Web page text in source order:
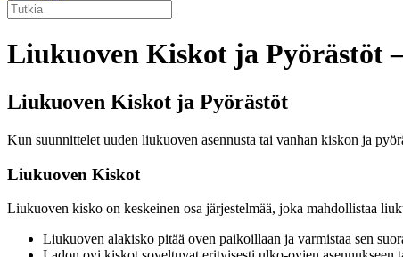
Liukuoven Kiskot ja Pyörästöt
Liukuoven Kiskot ja Pyörästöt
Kun suunnittelet uuden liukuoven asennusta tai vanhan kiskon ja
Liukuoven Kiskot
Liukuoven kisko on keskeinen osa järjestelmää, joka mahdollistaa
Liukuoven alakisko pitää oven paikoillaan ja varmistaa sen